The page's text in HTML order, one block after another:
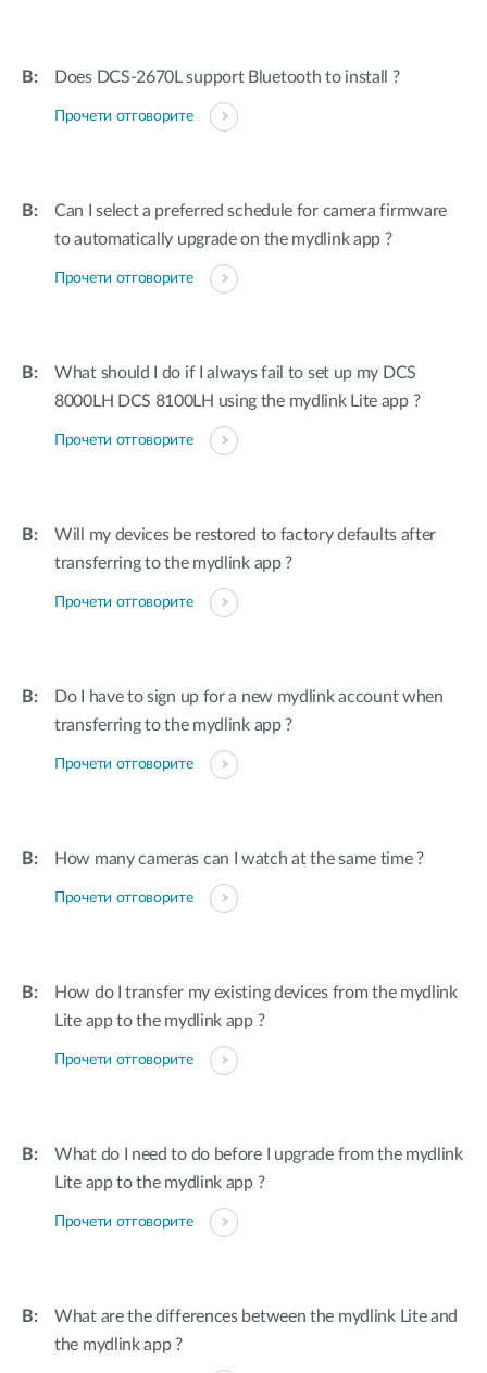
Does DCS-2670L support Bluetooth to install ?
Прочети отговорите
Can I select a preferred schedule for camera firmware
to automatically upgrade on the mydlink app ?
Прочети отговорите
What should I do if I always fail to set up my DCS
8000LH DCS 8100LH using the mydlink Lite app ?
Прочети отговорите
Will my devices be restored to factory defaults after
transferring to the mydlink app ?
Прочети отговорите
Do I have to sign up for a new mydlink account when
transferring to the mydlink app ?
Прочети отговорите
How many cameras can I watch at the same time ?
Прочети отговорите
How do I transfer my existing devices from the mydlink
Lite app to the mydlink app ?
Прочети отговорите
What do I need to do before I upgrade from the mydlink
Lite app to the mydlink app ?
Прочети отговорите
What are the differences between the mydlink Lite and
the mydlink app ?